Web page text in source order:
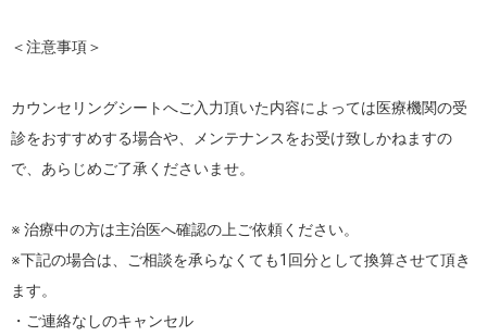
＜注意事項＞
カウンセリングシートへご入力頂いた内容によっては医療機関の受
診をおすすめする場合や、メンテナンスをお受け致しかねますの
で、あらじめご了承くださいませ。
※ 治療中の方は主治医へ確認の上ご依頼ください。
※下記の場合は、ご相談を承らなくても1回分として換算させて頂き
ます。
・ご連絡なしのキャンセル